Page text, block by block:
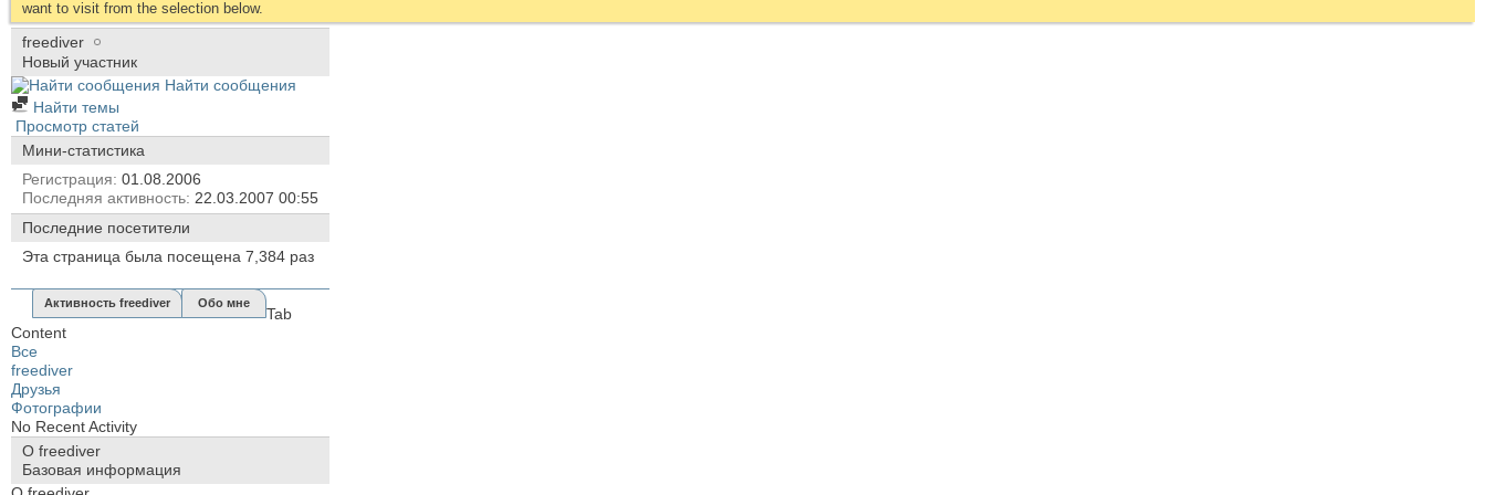
want to visit from the selection below.
freediver
Новый участник
Найти сообщения
Найти темы
Просмотр статей
Мини-статистика
Регистрация 01.08.2006
Последняя активность 22.03.2007 00:55
Последние посетители
Эта страница была посещена 7,384 раз
Активность freediver Обо мне
Tab
Content
Все
freediver
Друзья
Фотографии
No Recent Activity
О freediver
Базовая информация